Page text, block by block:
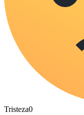
Tristeza0